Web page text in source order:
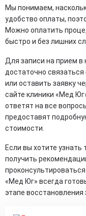
Мы понимаем,
удобство оплаты,
Можно оплатить
быстро и без лишних
Для записи на прием в
достаточно
или оставить заявку
сайте клиники «Мед
ответят на все
предоставят
стоимости.
Если вы хотите
получить
«Мед Юг» всегда
этапе восстановления